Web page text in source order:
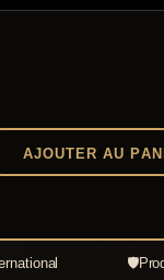
AJOUTER AU
🛡